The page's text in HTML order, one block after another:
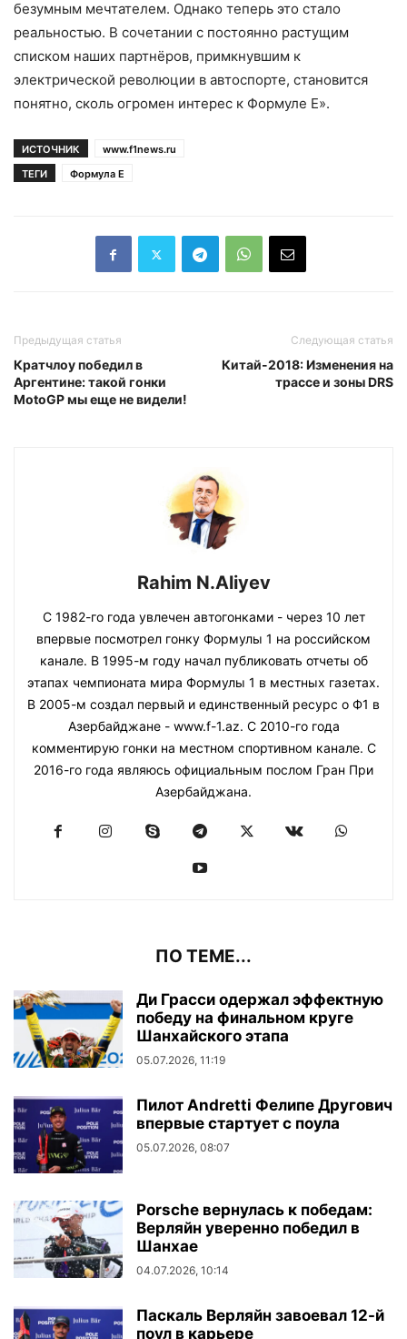
безумным мечтателем. Однако теперь это стало
реальностью. В сочетании с постоянно растущим
списком наших партнёров, примкнувшим к
электрической революции в автоспорте, становится
понятно, сколь огромен интерес к Формуле E».
ИСТОЧНИК
www.f1news.ru
ТЕГИ
Формула Е
Предыдущая статья
Кратчлоу победил в
Аргентине: такой гонки
MotoGP мы еще не видели!
Следующая статья
Китай-2018: Изменения на
трассе и зоны DRS
Rahim N.Aliyev
С 1982-го года увлечен автогонками - через 10 лет
впервые посмотрел гонку Формулы 1 на российском
канале. В 1995-м году начал публиковать отчеты об
этапах чемпионата мира Формулы 1 в местных газетах.
В 2005-м создал первый и единственный ресурс о Ф1 в
Азербайджане - www.f-1.az. С 2010-го года
комментирую гонки на местном спортивном канале. С
2016-го года являюсь официальным послом Гран При
Азербайджана.
ПО ТЕМЕ...
Ди Грасси одержал эффектную
победу на финальном круге
Шанхайского этапа
05.07.2026, 11:19
Пилот Andretti Фелипе Другович
впервые стартует с поула
05.07.2026, 08:07
Porsche вернулась к победам:
Верляйн уверенно победил в
Шанхае
04.07.2026, 10:14
Паскаль Верляйн завоевал 12-й
поул в карьере